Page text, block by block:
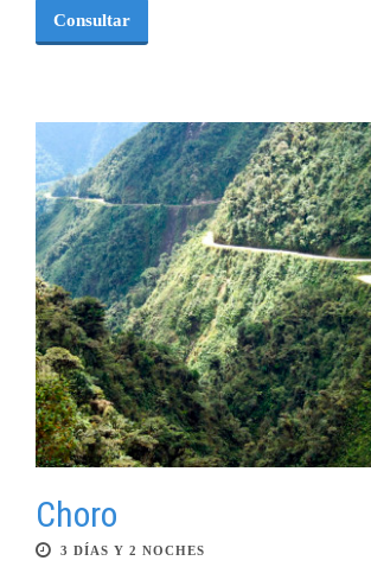
Consultar
Choro
3 DÍAS Y 2 NOCHES